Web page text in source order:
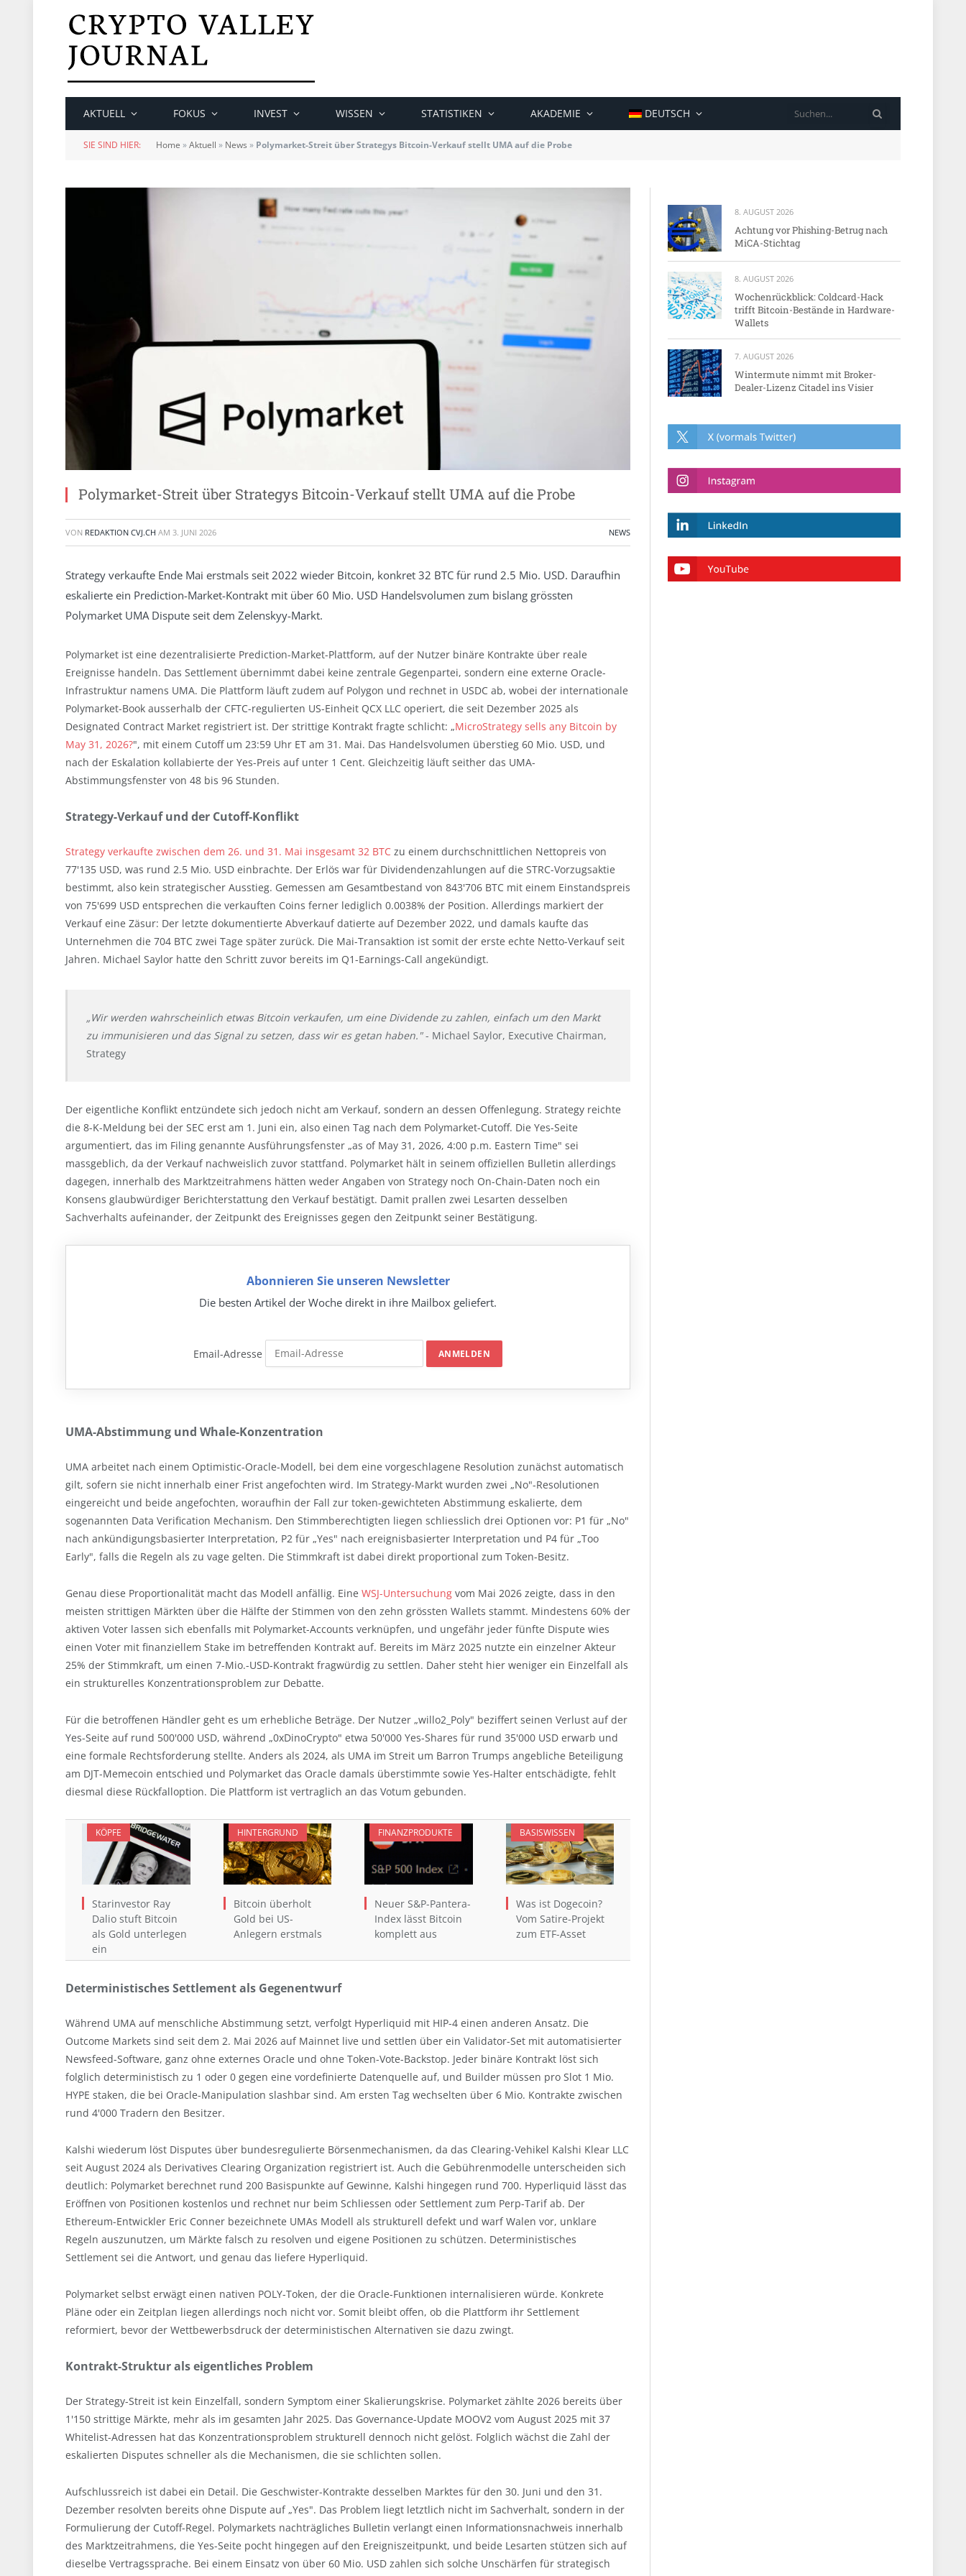
AKTUELL FOKUS INVEST WISSEN STATISTIKEN AKADEMIE DEUTSCH
SIE SIND HIER: Home »Aktuell » News » Polymarket-Streit über Strategys Bitcoin-Verkauf stellt UMA auf die Probe
Polymarket-Streit über Strategys Bitcoin-Verkauf stellt UMA auf die Probe
VON REDAKTION CVJ.CH AM 3. JUNI 2026 NEWS
Strategy verkaufte Ende Mai erstmals seit 2022 wieder Bitcoin, konkret 32 BTC für rund 2.5 Mio. USD. Daraufhin
eskalierte ein Prediction-Market-Kontrakt mit über 60 Mio. USD Handelsvolumen zum bislang grössten
Polymarket UMA Dispute seit dem Zelenskyy-Markt.
Polymarket ist eine dezentralisierte Prediction-Market-Plattform, auf der Nutzer binäre Kontrakte über reale
Ereignisse handeln. Das Settlement übernimmt dabei keine zentrale Gegenpartei, sondern eine externe Oracle-
Infrastruktur namens UMA. Die Plattform läuft zudem auf Polygon und rechnet in USDC ab, wobei der internationale
Polymarket-Book ausserhalb der CFTC-regulierten US-Einheit QCX LLC operiert, die seit Dezember 2025 als
Designated Contract Market registriert ist. Der strittige Kontrakt fragte schlicht: „MicroStrategy sells any Bitcoin by
May 31, 2026?", mit einem Cutoff um 23:59 Uhr ET am 31. Mai. Das Handelsvolumen überstieg 60 Mio. USD, und
nach der Eskalation kollabierte der Yes-Preis auf unter 1 Cent. Gleichzeitig läuft seither das UMA-
Abstimmungsfenster von 48 bis 96 Stunden.
Strategy-Verkauf und der Cutoff-Konflikt
Strategy verkaufte zwischen dem 26. und 31. Mai insgesamt 32 BTC zu einem durchschnittlichen Nettopreis von
77'135 USD, was rund 2.5 Mio. USD einbrachte. Der Erlös war für Dividendenzahlungen auf die STRC-Vorzugsaktie
bestimmt, also kein strategischer Ausstieg. Gemessen am Gesamtbestand von 843'706 BTC mit einem Einstandspreis
von 75'699 USD entsprechen die verkauften Coins ferner lediglich 0.0038% der Position. Allerdings markiert der
Verkauf eine Zäsur: Der letzte dokumentierte Abverkauf datierte auf Dezember 2022, und damals kaufte das
Unternehmen die 704 BTC zwei Tage später zurück. Die Mai-Transaktion ist somit der erste echte Netto-Verkauf seit
Jahren. Michael Saylor hatte den Schritt zuvor bereits im Q1-Earnings-Call angekündigt.
„Wir werden wahrscheinlich etwas Bitcoin verkaufen, um eine Dividende zu zahlen, einfach um den Markt
zu immunisieren und das Signal zu setzen, dass wir es getan haben."- Michael Saylor, Executive Chairman,
Strategy
Der eigentliche Konflikt entzündete sich jedoch nicht am Verkauf, sondern an dessen Offenlegung. Strategy reichte
die 8-K-Meldung bei der SEC erst am 1. Juni ein, also einen Tag nach dem Polymarket-Cutoff. Die Yes-Seite
argumentiert, das im Filing genannte Ausführungsfenster „as of May 31, 2026, 4:00 p.m. Eastern Time" sei
massgeblich, da der Verkauf nachweislich zuvor stattfand. Polymarket hält in seinem offiziellen Bulletin allerdings
dagegen, innerhalb des Marktzeitrahmens hätten weder Angaben von Strategy noch On-Chain-Daten noch ein
Konsens glaubwürdiger Berichterstattung den Verkauf bestätigt. Damit prallen zwei Lesarten desselben
Sachverhalts aufeinander, der Zeitpunkt des Ereignisses gegen den Zeitpunkt seiner Bestätigung.
Abonnieren Sie unseren Newsletter
Die besten Artikel der Woche direkt in ihre Mailbox geliefert.
Email-Adresse
UMA-Abstimmung und Whale-Konzentration
UMA arbeitet nach einem Optimistic-Oracle-Modell, bei dem eine vorgeschlagene Resolution zunächst automatisch
gilt, sofern sie nicht innerhalb einer Frist angefochten wird. Im Strategy-Markt wurden zwei „No"-Resolutionen
eingereicht und beide angefochten, woraufhin der Fall zur token-gewichteten Abstimmung eskalierte, dem
sogenannten Data Verification Mechanism. Den Stimmberechtigten liegen schliesslich drei Optionen vor: P1 für „No"
nach ankündigungsbasierter Interpretation, P2 für „Yes" nach ereignisbasierter Interpretation und P4 für „Too
Early", falls die Regeln als zu vage gelten. Die Stimmkraft ist dabei direkt proportional zum Token-Besitz.
Genau diese Proportionalität macht das Modell anfällig. Eine WSJ-Untersuchung vom Mai 2026 zeigte, dass in den
meisten strittigen Märkten über die Hälfte der Stimmen von den zehn grössten Wallets stammt. Mindestens 60% der
aktiven Voter lassen sich ebenfalls mit Polymarket-Accounts verknüpfen, und ungefähr jeder fünfte Dispute wies
einen Voter mit finanziellem Stake im betreffenden Kontrakt auf. Bereits im März 2025 nutzte ein einzelner Akteur
25% der Stimmkraft, um einen 7-Mio.-USD-Kontrakt fragwürdig zu settlen. Daher steht hier weniger ein Einzelfall als
ein strukturelles Konzentrationsproblem zur Debatte.
Für die betroffenen Händler geht es um erhebliche Beträge. Der Nutzer „willo2_Poly" beziffert seinen Verlust auf der
Yes-Seite auf rund 500'000 USD, während „0xDinoCrypto" etwa 50'000 Yes-Shares für rund 35'000 USD erwarb und
eine formale Rechtsforderung stellte. Anders als 2024, als UMA im Streit um Barron Trumps angebliche Beteiligung
am DJT-Memecoin entschied und Polymarket das Oracle damals überstimmte sowie Yes-Halter entschädigte, fehlt
diesmal diese Rückfalloption. Die Plattform ist vertraglich an das Votum gebunden.
KÖPFE
Starinvestor Ray
Dalio stuft Bitcoin
als Gold unterlegen
ein
HINTERGRUND
Bitcoin überholt
Gold bei US-
Anlegern erstmals
FINANZPRODUKTE
Neuer S&P-Pantera-
Index lässt Bitcoin
komplett aus
BASISWISSEN
Was ist Dogecoin?
Vom Satire-Projekt
zum ETF-Asset
Deterministisches Settlement als Gegenentwurf
Während UMA auf menschliche Abstimmung setzt, verfolgt Hyperliquid mit HIP-4 einen anderen Ansatz. Die
Outcome Markets sind seit dem 2. Mai 2026 auf Mainnet live und settlen über ein Validator-Set mit automatisierter
Newsfeed-Software, ganz ohne externes Oracle und ohne Token-Vote-Backstop. Jeder binäre Kontrakt löst sich
folglich deterministisch zu 1 oder 0 gegen eine vordefinierte Datenquelle auf, und Builder müssen pro Slot 1 Mio.
HYPE staken, die bei Oracle-Manipulation slashbar sind. Am ersten Tag wechselten über 6 Mio. Kontrakte zwischen
rund 4'000 Tradern den Besitzer.
Kalshi wiederum löst Disputes über bundesregulierte Börsenmechanismen, da das Clearing-Vehikel Kalshi Klear LLC
seit August 2024 als Derivatives Clearing Organization registriert ist. Auch die Gebührenmodelle unterscheiden sich
deutlich: Polymarket berechnet rund 200 Basispunkte auf Gewinne, Kalshi hingegen rund 700. Hyperliquid lässt das
Eröffnen von Positionen kostenlos und rechnet nur beim Schliessen oder Settlement zum Perp-Tarif ab. Der
Ethereum-Entwickler Eric Conner bezeichnete UMAs Modell als strukturell defekt und warf Walen vor, unklare
Regeln auszunutzen, um Märkte falsch zu resolven und eigene Positionen zu schützen. Deterministisches
Settlement sei die Antwort, und genau das liefere Hyperliquid.
Polymarket selbst erwägt einen nativen POLY-Token, der die Oracle-Funktionen internalisieren würde. Konkrete
Pläne oder ein Zeitplan liegen allerdings noch nicht vor. Somit bleibt offen, ob die Plattform ihr Settlement
reformiert, bevor der Wettbewerbsdruck der deterministischen Alternativen sie dazu zwingt.
Kontrakt-Struktur als eigentliches Problem
Der Strategy-Streit ist kein Einzelfall, sondern Symptom einer Skalierungskrise. Polymarket zählte 2026 bereits über
1'150 strittige Märkte, mehr als im gesamten Jahr 2025. Das Governance-Update MOOV2 vom August 2025 mit 37
Whitelist-Adressen hat das Konzentrationsproblem strukturell dennoch nicht gelöst. Folglich wächst die Zahl der
eskalierten Disputes schneller als die Mechanismen, die sie schlichten sollen.
Aufschlussreich ist dabei ein Detail. Die Geschwister-Kontrakte desselben Marktes für den 30. Juni und den 31.
Dezember resolvten bereits ohne Dispute auf „Yes". Das Problem liegt letztlich nicht im Sachverhalt, sondern in der
Formulierung der Cutoff-Regel. Polymarkets nachträgliches Bulletin verlangt einen Informationsnachweis innerhalb
des Marktzeitrahmens, die Yes-Seite pocht hingegen auf den Ereigniszeitpunkt, und beide Lesarten stützen sich auf
dieselbe Vertragssprache. Bei einem Einsatz von über 60 Mio. USD zahlen sich solche Unschärfen für strategisch
8. AUGUST 2026
Achtung vor Phishing-Betrug nach
MiCA-Stichtag
8. AUGUST 2026
Wochenrückblick: Coldcard-Hack
trifft Bitcoin-Bestände in Hardware-
Wallets
7. AUGUST 2026
Wintermute nimmt mit Broker-
Dealer-Lizenz Citadel ins Visier